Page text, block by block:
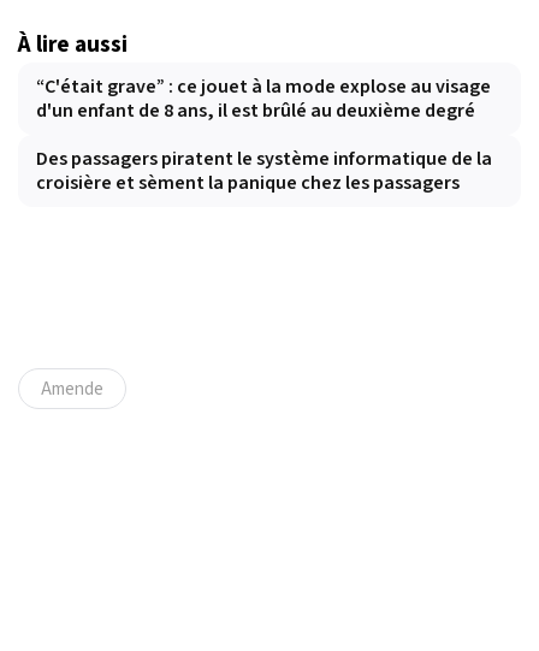
À lire aussi
“C'était grave” : ce jouet à la mode explose au visage
d'un enfant de 8 ans, il est brûlé au deuxième degré
Des passagers piratent le système informatique de la
croisière et sèment la panique chez les passagers
Amende